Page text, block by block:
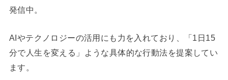
発信中。
AIやテクノロジーの活用にも力を入れており、「1日15
分で人生を変える」ような具体的な行動法を提案してい
ます。